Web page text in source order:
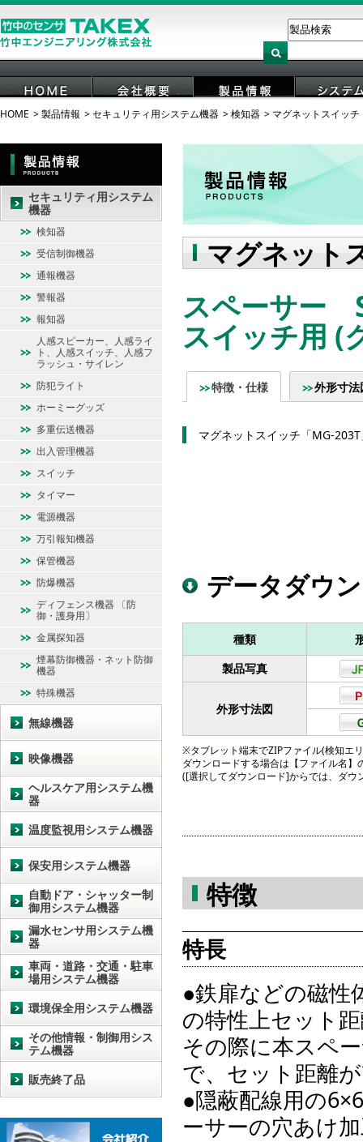
HOME 会社概要 製品情報 システ
HOME 製品情報 セキュリティ用システム機器 検知器 マグネットスイッチ
マグネット
スペーサー
スイッチ用 (
特徴・仕様 外形寸法
マグネットスイッチ「MG-
データダウ
種類
製品写真
外形寸法図
※タブレット端末でZIPファイル(検知エ
ダウンロードする場合は【ファイル名
([選択してダウンロード]からでは、ダ
特徴
特長
●鉄扉などの磁性
の特性上セット
その際に本スペ
で、セット距離
●隠蔽配線用の
ーサーの穴あけ
セキュリティ用システム
機器
検知器
受信制御機器
通報機器
警報器
報知器
人感スピーカー、人感ライ
ト、人感スイッチ、人感フ
ラッシュ・サイレン
防犯ライト
ホーミーグッズ
多重伝送機器
出入管理機器
スイッチ
タイマー
電源機器
万引報知機器
保管機器
防爆機器
ディフェンス機器 〔防
御・護身用〕
金属探知器
煙幕防御機器・ネット防御
機器
特殊機器
無線機器
映像機器
ヘルスケア用システム機
器
温度監視用システム機器
保安用システム機器
自動ドア・シャッター制
御用システム機器
漏水センサ用システム機
器
車両・道路・交通・駐車
場用システム機器
環境保全用システム機器
その他情報・制御用シス
テム機器
販売終了品